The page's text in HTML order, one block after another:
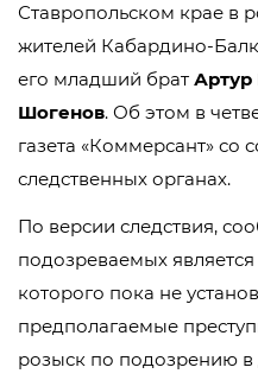
Ставропольском крае в
жителей Кабардино-
его младший брат
Шогенов. Об этом в
газета «Коммерсант» со
следственных органах.
По версии следствия,
подозреваемых
которого пока не
предполагаемые
розыск по подозрению в